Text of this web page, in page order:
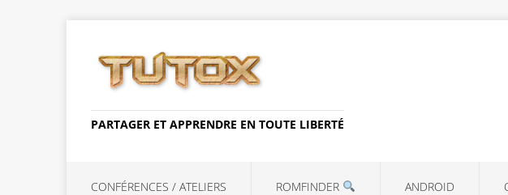
PARTAGER ET APPRENDRE EN TOUTE LIBERTÉ
CONFÉRENCES / ATELIERS ROMFINDER ANDROID